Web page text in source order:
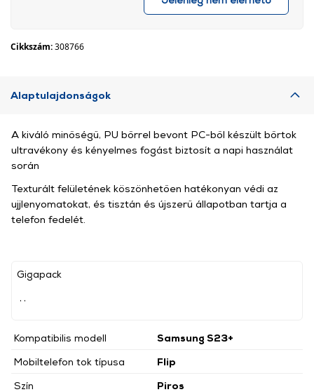
Cikkszám:308766
Alaptulajdonságok
Gigapack
Kompatibilis modell
Samsung S23+
Mobiltelefon tok típusa
Flip
Szín
Piros
A kiváló minőségű, PU bőrrel bevont PC-ből készült bőrtok
ultravékony és kényelmes fogást biztosít a napi használat
során
Texturált felületének köszönhetően hatékonyan védi az
ujjlenyomatokat, és tisztán és újszerű állapotban tartja a
telefon fedelét.